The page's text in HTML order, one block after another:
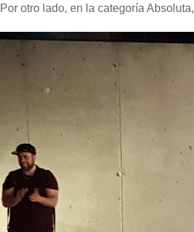
Por otro lado, en la categoría Absoluta,